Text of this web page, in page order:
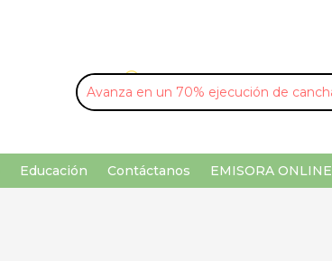
U ¡Buscar por palabra clave!
Educación Contáctanos EMISORA ONLINE